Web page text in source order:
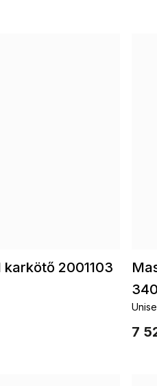
2001103
7